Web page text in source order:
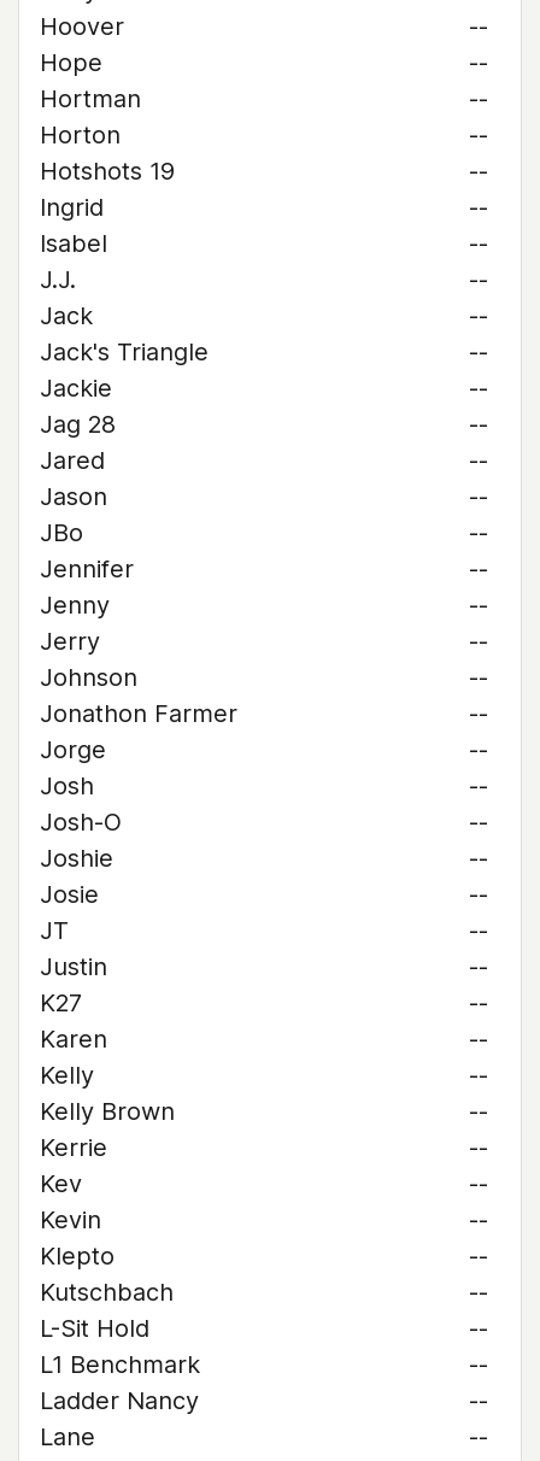
Hoover
--
Hope
--
Hortman
--
Horton
--
Hotshots 19
--
Ingrid
--
Isabel
--
J.J.
--
Jack
--
Jack's Triangle
--
Jackie
--
Jag 28
--
Jared
--
Jason
--
JBo
--
Jennifer
--
Jenny
--
Jerry
--
Johnson
--
Jonathon Farmer
--
Jorge
--
Josh
--
Josh-O
--
Joshie
--
Josie
--
JT
--
Justin
--
K27
--
Karen
--
Kelly
--
Kelly Brown
--
Kerrie
--
Kev
--
Kevin
--
Klepto
--
Kutschbach
--
L-Sit Hold
--
L1 Benchmark
--
Ladder Nancy
--
Lane
--